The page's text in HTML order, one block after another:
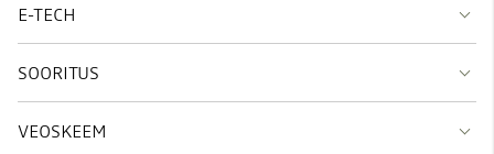
E-TECH
SOORITUS
VEOSKEEM